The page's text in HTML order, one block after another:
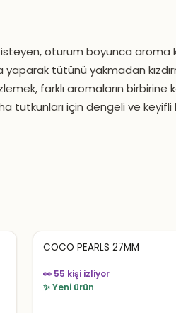
oturum boyunca aroma
tütünü yakmadan
farklı aromaların birbirine
tutkunları için dengeli ve
COCO PEARLS 27MM
👀 55 kişi izliyor
✨ Yeni ürün